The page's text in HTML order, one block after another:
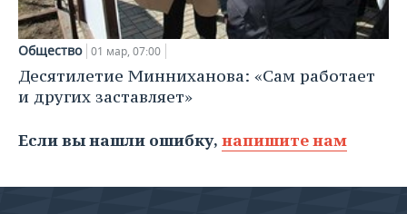
Общество 01 мар, 07:00
Десятилетие Минниханова: «Сам работает
и других заставляет»
Если вы нашли ошибку, напишите нам